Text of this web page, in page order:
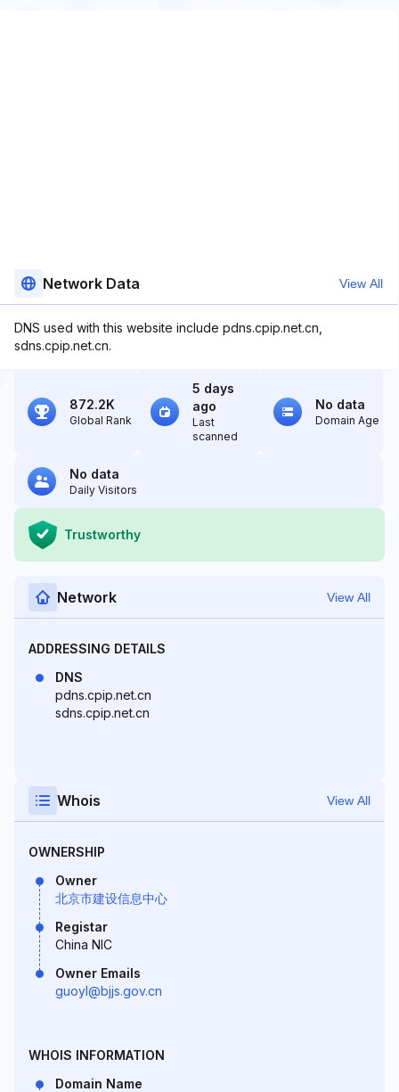
Network Data View All
DNS used with this website include pdns.cpip.net.cn,
sdns.cpip.net.cn.
872.2K
Global Rank
5 days
ago
Last
scanned
No data
Domain Age
No data
Daily Visitors
Trustworthy
Network View All
ADDRESSING DETAILS
DNS
pdns.cpip.net.cn
sdns.cpip.net.cn
Whois View All
OWNERSHIP
Owner
北京市建设信息中心
Registar
China NIC
Owner Emails
guoyl@bjjs.gov.cn
WHOIS INFORMATION
Domain Name